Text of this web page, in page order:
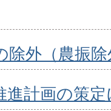
除外（農振
進計画の策